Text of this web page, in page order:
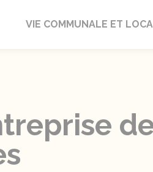
Lautrait
VIE COMMUNALE ET